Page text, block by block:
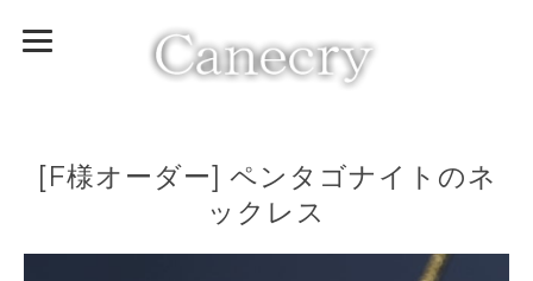
[F様オーダー] ペンタゴナイトのネ
ックレス